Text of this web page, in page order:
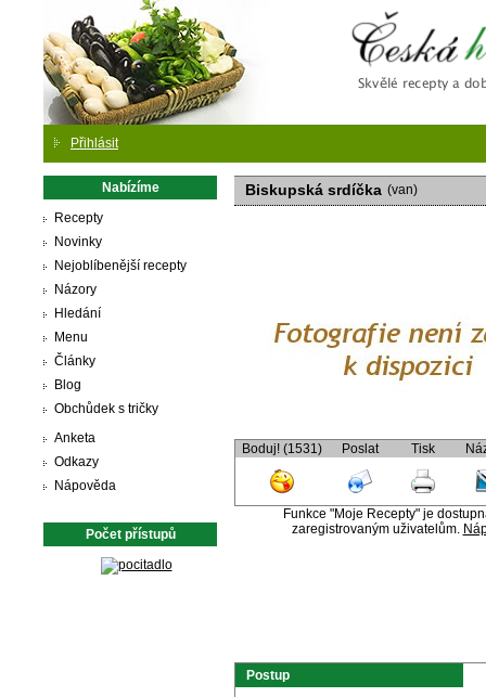
Přihlásit
Nabízíme
Recepty
Novinky
Nejoblíbenější recepty
Názory
Hledání
Menu
Články
Blog
Obchůdek s tričky
Anketa
Odkazy
Nápověda
Počet přístupů
Biskupská srdíčka (van)
Boduj! (1531) Poslat Tisk
Funkce "Moje Recepty" je
zaregistrovaným uživatelům.
Postup